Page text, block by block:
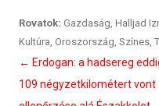
Rovatok: Gazdaság Halljad
Kultúra Oroszország Színes
Bejegyzés
navigáció
← Erdogan: a hadsereg
109 négyzetkilométert vont